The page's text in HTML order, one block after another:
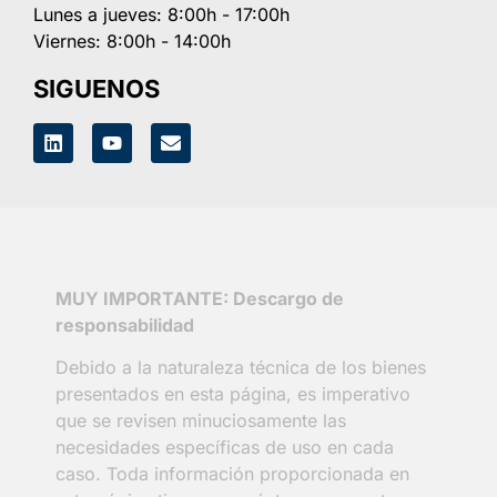
Lunes a jueves: 8:00h - 17:00h
Viernes: 8:00h - 14:00h
SIGUENOS
MUY IMPORTANTE: Descargo de
responsabilidad
Debido a la naturaleza técnica de los bienes
presentados en esta página, es imperativo
que se revisen minuciosamente las
necesidades específicas de uso en cada
caso. Toda información proporcionada en